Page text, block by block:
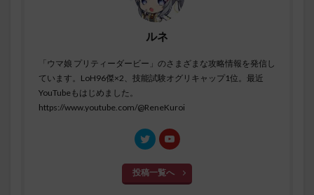
ルネ
「ウマ娘 プリティーダービー」のさまざまな攻略情報を発信し
ています。LoH96傑×2、技能試験オグリキャップ1位。最近
YouTubeもはじめました。
https://www.youtube.com/@ReneKuroi
投稿一覧へ